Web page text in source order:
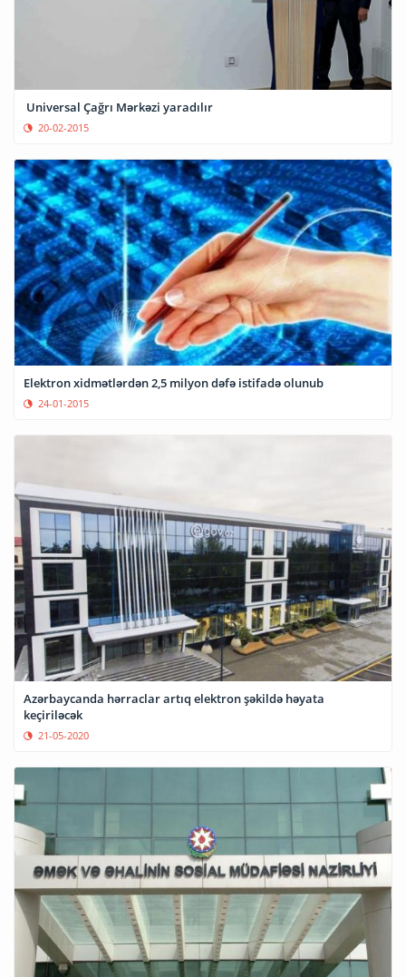
Universal Çağrı Mərkəzi yaradılır
20-02-2015
Elektron xidmətlərdən 2,5 milyon dəfə istifadə olunub
24-01-2015
Azərbaycanda hərraclar artıq elektron şəkildə həyata
keçiriləcək
21-05-2020